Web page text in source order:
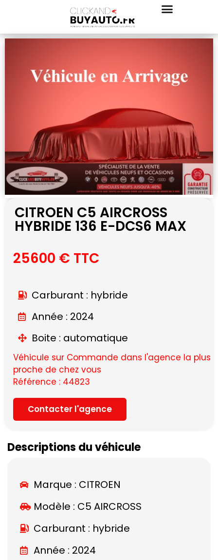
CITROEN C5 AIRCROSS
HYBRIDE 136 E-DCS6 MAX
25600 € TTC
Carburant : hybride
Année : 2024
Boite : automatique
Véhicule sur Commande dans l'agence la plus
proche de chez vous
Référence : 44823
Contacter l'agence
Descriptions du véhicule
Marque : CITROEN
Modèle : C5 AIRCROSS
Carburant : hybride
Année : 2024